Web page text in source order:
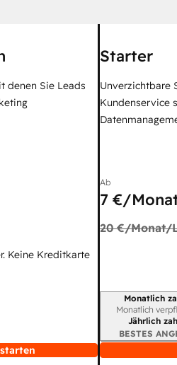
denen Sie Leads
Keine Kreditkarte
Starter
Unverzichtbare
Kundenservice
Ab
7 €/
20 €/Monat/
Monatlich
Monatlich
Jährlich
BESTES